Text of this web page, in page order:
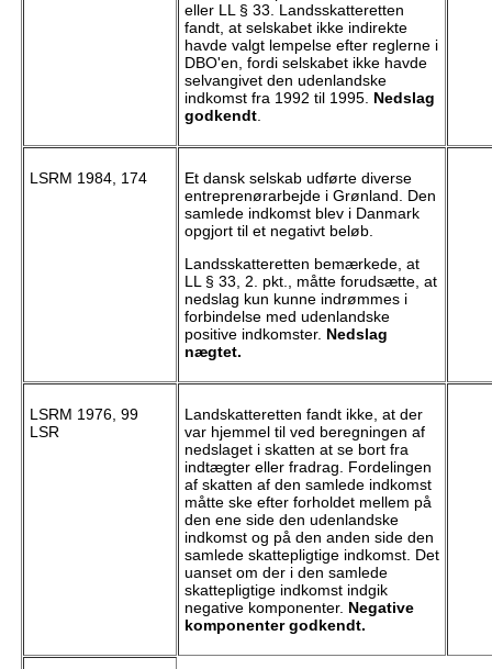
eller LL § 33. Landsskatteretten
fandt, at selskabet ikke indirekte
havde valgt lempelse efter reglerne i
DBO'en, fordi selskabet ikke havde
selvangivet den udenlandske
indkomst fra 1992 til 1995. Nedslag
godkendt.
LSRM 1984, 174
Et dansk selskab udførte diverse
entreprenørarbejde i Grønland. Den
samlede indkomst blev i Danmark
opgjort til et negativt beløb.
Landsskatteretten bemærkede, at
LL § 33, 2. pkt., måtte forudsætte, at
nedslag kun kunne indrømmes i
forbindelse med udenlandske
positive indkomster. Nedslag
nægtet.
LSRM 1976, 99
LSR
Landskatteretten fandt ikke, at der
var hjemmel til ved beregningen af
nedslaget i skatten at se bort fra
indtægter eller fradrag. Fordelingen
af skatten af den samlede indkomst
måtte ske efter forholdet mellem på
den ene side den udenlandske
indkomst og på den anden side den
samlede skattepligtige indkomst. Det
uanset om der i den samlede
skattepligtige indkomst indgik
negative komponenter. Negative
komponenter godkendt.